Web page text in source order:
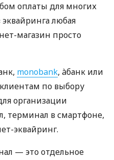
оплаты для многих
любая
магазин просто
monobank, àбанк или
по выбору
организации
терминал в смартфоне,
эквайринг.
— это отдельное